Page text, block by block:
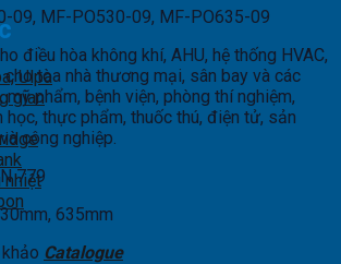
Ulpa
gian
nhiệt
09, MF-PO530-09, MF-PO635-09
điều hòa không khí, AHU, hệ thống HVAC,
tòa nhà thương mại, sân bay và các
mỹ phẩm, bệnh viện, phòng thí nghiệm,
học, thực phẩm, thuốc thú, điện tử, sản
công nghiệp.
779
635mm
Catalogue